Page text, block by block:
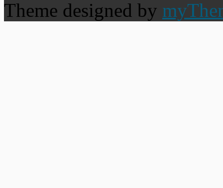
Theme designed by